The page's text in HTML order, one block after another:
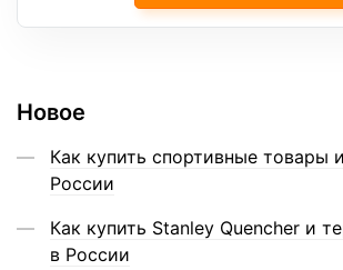
Новое
Как купить спортивные товары
России
Как купить Stanley Quencher и
в России